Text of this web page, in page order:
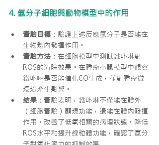
4. 氫分子細胞與動物模型中的作用
實驗目標 ：驗證上述反應氫分子是否能在
生物體內發揮作用。
實驗方法 ：在細胞模型中測試鐵卟啉對
ROS的清除效果。在腫瘤小鼠模型中觀察
鐵卟啉是否能催化CO生成，並對腫瘤微
環境產生影響。
結果 ：實驗表明，鐵卟啉不僅能在體外
（細胞實驗）顯現功能，還能在體內發揮
作用。改善了低氧相關的病理狀態。降低
ROS水平和提升線粒體功能，確認了氫分